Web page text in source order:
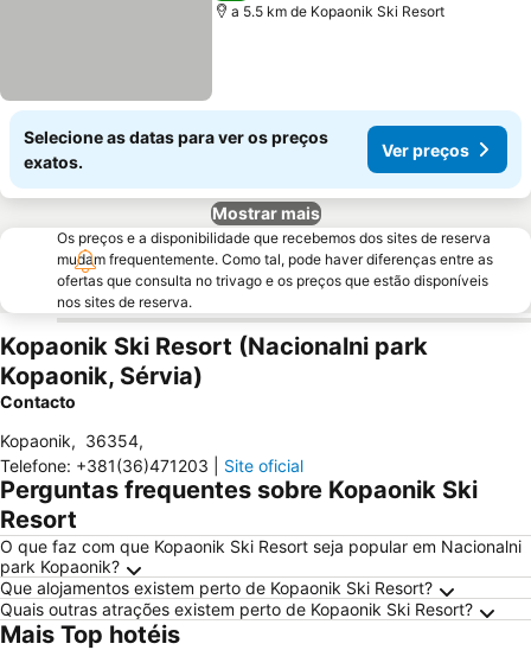
a 5.5 km de Kopaonik Ski Resort
Selecione as datas para ver os preços
exatos.
Ver preços
Mostrar mais
Os preços e a disponibilidade que recebemos dos sites de reserva
mudam frequentemente. Como tal, pode haver diferenças entre as
ofertas que consulta no trivago e os preços que estão disponíveis
nos sites de reserva.
Kopaonik Ski Resort (Nacionalni park
Kopaonik, Sérvia)
Contacto
Kopaonik, 36354,
Telefone: +381(36)471203 Site oficial
Perguntas frequentes sobre Kopaonik Ski
Resort
O que faz com que Kopaonik Ski Resort seja popular em Nacionalni
park Kopaonik?
Que alojamentos existem perto de Kopaonik Ski Resort?
Quais outras atrações existem perto de Kopaonik Ski Resort?
Mais Top hotéis